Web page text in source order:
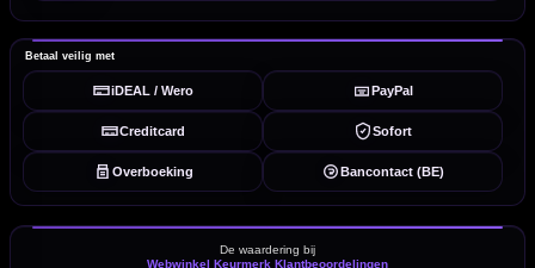
Betaal veilig met
iDEAL / Wero PayPal
Creditcard Sofort
Overboeking Bancontact (BE)
De waardering bij
Webwinkel Keurmerk Klantbeoordelingen